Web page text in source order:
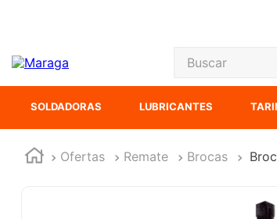
Buscar
SOLDADORAS LUBRICANTES
Ofertas Remate Brocas
4.